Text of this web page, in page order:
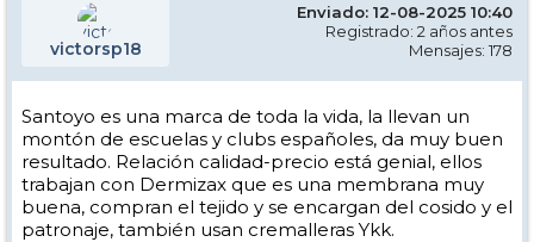
victorsp18
Enviado: 12-08-2025 10:40
Registrado: 2 años antes
Mensajes: 178
Santoyo es una marca de toda la vida, la llevan un
montón de escuelas y clubs españoles, da muy buen
resultado. Relación calidad-precio está genial, ellos
trabajan con Dermizax que es una membrana muy
buena, compran el tejido y se encargan del cosido y el
patronaje, también usan cremalleras Ykk.